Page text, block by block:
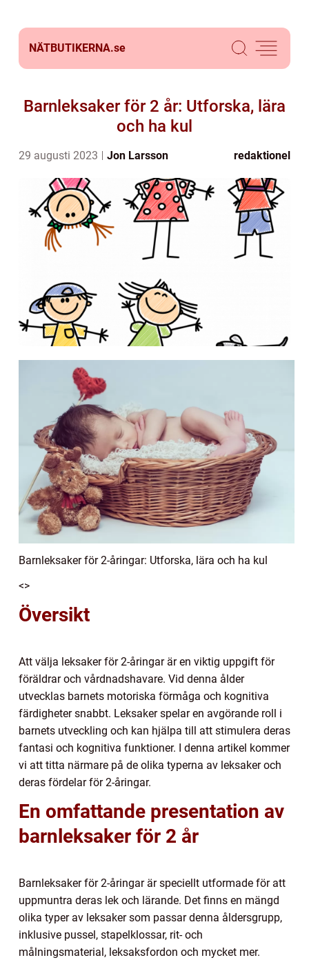
NÄTBUTIKERNA.se
Barnleksaker för 2 år: Utforska, lära
och ha kul
29 augusti 2023 Jon Larsson redaktionel
Barnleksaker för 2-åringar: Utforska, lära och ha kul
<>
Översikt
Att välja leksaker för 2-åringar är en viktig uppgift för
föräldrar och vårdnadshavare. Vid denna ålder
utvecklas barnets motoriska förmåga och kognitiva
färdigheter snabbt. Leksaker spelar en avgörande roll i
barnets utveckling och kan hjälpa till att stimulera deras
fantasi och kognitiva funktioner. I denna artikel kommer
vi att titta närmare på de olika typerna av leksaker och
deras fördelar för 2-åringar.
En omfattande presentation av
barnleksaker för 2 år
Barnleksaker för 2-åringar är speciellt utformade för att
uppmuntra deras lek och lärande. Det finns en mängd
olika typer av leksaker som passar denna åldersgrupp,
inklusive pussel, stapelklossar, rit- och
målningsmaterial, leksaksfordon och mycket mer.